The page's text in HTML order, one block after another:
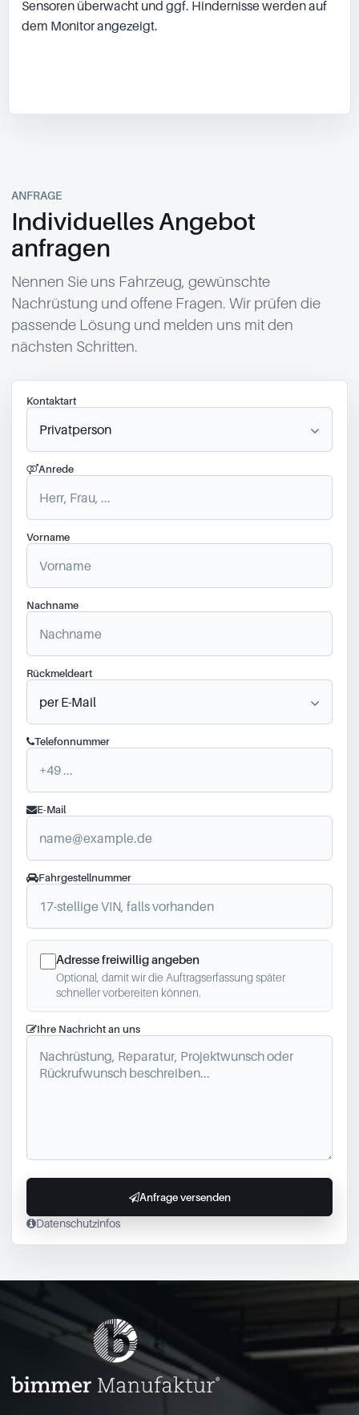
Sensoren überwacht und ggf. Hindernisse werden auf
dem Monitor angezeigt.
ANFRAGE
Individuelles Angebot
anfragen
Nennen Sie uns Fahrzeug, gewünschte
Nachrüstung und offene Fragen. Wir prüfen die
passende Lösung und melden uns mit den
nächsten Schritten.
Kontaktart
Anrede
Vorname
Nachname
Rückmeldeart
Telefonnummer
E-Mail
Fahrgestellnummer
Adresse freiwillig angeben
Optional, damit wir die Auftragserfassung später
schneller vorbereiten können.
Ihre Nachricht an uns
Datenschutzinfos
Anfrage versenden